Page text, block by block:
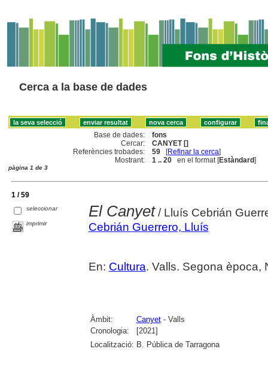
Cerca a la base de dades
Base de dades:
fons
Cercar:
CANYET []
Referències trobades:
59 [Refinar la cerca]
Mostrant:
1 .. 20 en el format [Estàndard]
pàgina 1 de 3
1 / 59
seleccionar
imprimir
El Canyet/ Lluís Cebrián
Cebrián Guerrero, Lluís
En: Cultura. Valls. Segona època,
Àmbit: Canyet- Valls
Cronologia:
[2021]
Localització: B. Pública de Tarragona